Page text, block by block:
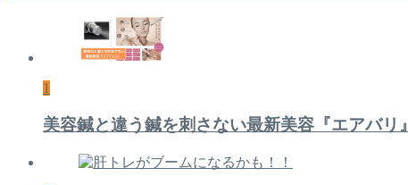
1
美容鍼と違う鍼を刺さない最新美容『エアバリ』